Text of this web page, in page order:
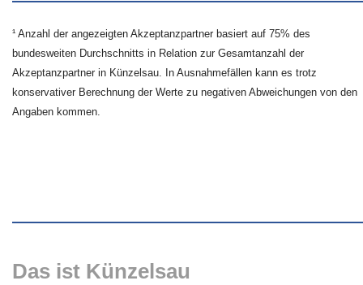
¹ Anzahl der angezeigten Akzeptanzpartner basiert auf 75% des
bundesweiten Durchschnitts in Relation zur Gesamtanzahl der
Akzeptanzpartner in Künzelsau. In Ausnahmefällen kann es trotz
konservativer Berechnung der Werte zu negativen Abweichungen von den
Angaben kommen.
Das ist Künzelsau